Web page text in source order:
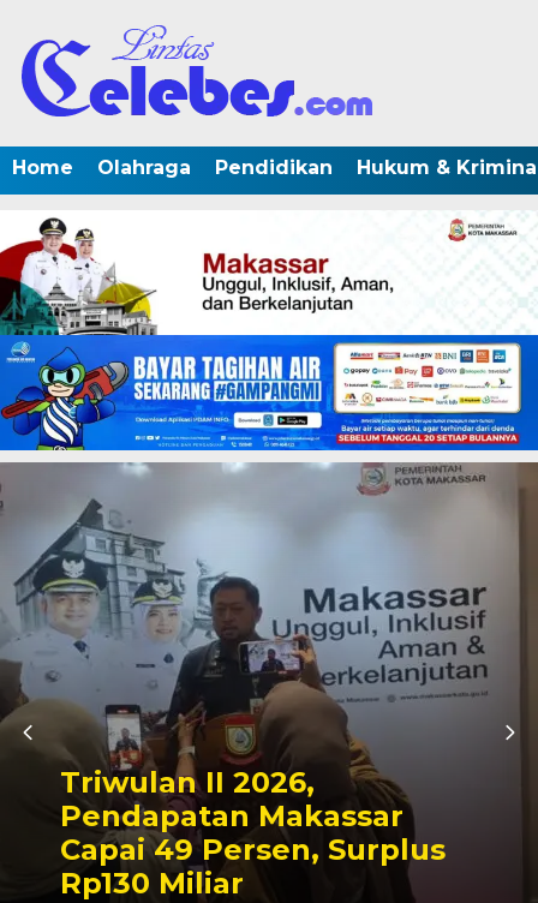
Home Olahraga Pendidikan Hukum &
Kapolres Wajo Ziarah ke
Makam La Maddukkelleng,
Tegaskan Komitmen
Mengabdi untuk Tanah
Wajo